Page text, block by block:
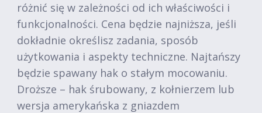
różnić się w zależności od ich właściwości i
funkcjonalności. Cena będzie najniższa, jeśli
dokładnie określisz zadania, sposób
użytkowania i aspekty techniczne. Najtańszy
będzie spawany hak o stałym mocowaniu.
Droższe – hak śrubowany, z kołnierzem lub
wersja amerykańska z gniazdem